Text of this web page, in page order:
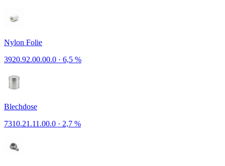
Nylon Folie
3920.92.00.00.0 · 6,5 %
Blechdose
7310.21.11.00.0 · 2,7 %